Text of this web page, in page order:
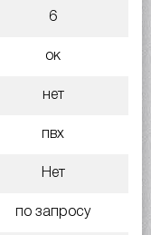
6
ок
нет
пвх
Нет
по запросу